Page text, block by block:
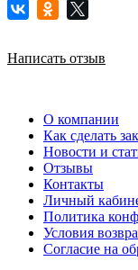
Написать отзыв
О компании
Как сделать
Новости и
Отзывы
Контакты
Личный
Политика
Условия
Согласие на